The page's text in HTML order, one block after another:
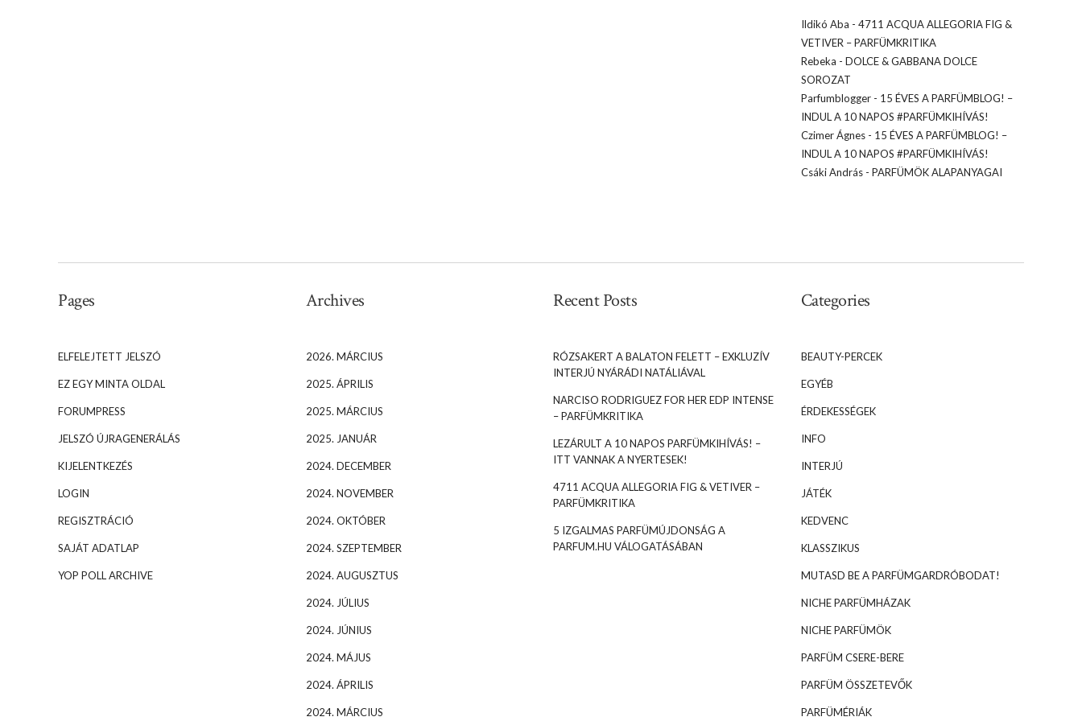
Ildikó Aba - 4711 ACQUA ALLEGORIA FIG &
VETIVER – PARFÜMKRITIKA
Rebeka - DOLCE & GABBANA DOLCE
SOROZAT
Parfumblogger- 15 ÉVES A PARFÜMBLOG! –
INDUL A 10 NAPOS #PARFÜMKIHÍVÁS!
Czimer Ágnes- 15 ÉVES A PARFÜMBLOG! –
INDUL A 10 NAPOS #PARFÜMKIHÍVÁS!
Csáki András- PARFÜMÖK ALAPANYAGAI
Pages
ELFELEJTETT JELSZÓ
EZ EGY MINTA OLDAL
FORUMPRESS
JELSZÓ ÚJRAGENERÁLÁS
KIJELENTKEZÉS
LOGIN
REGISZTRÁCIÓ
SAJÁT ADATLAP
YOP POLL ARCHIVE
Archives
2026. MÁRCIUS
2025. ÁPRILIS
2025. MÁRCIUS
2025. JANUÁR
2024. DECEMBER
2024. NOVEMBER
2024. OKTÓBER
2024. SZEPTEMBER
2024. AUGUSZTUS
2024. JÚLIUS
2024. JÚNIUS
2024. MÁJUS
2024. ÁPRILIS
2024. MÁRCIUS
Recent Posts
RÓZSAKERT A BALATON FELETT – EXKLUZÍV
INTERJÚ NYÁRÁDI NATÁLIÁVAL
NARCISO RODRIGUEZ FOR HER EDP INTENSE
– PARFÜMKRITIKA
LEZÁRULT A 10 NAPOS PARFÜMKIHÍVÁS! –
ITT VANNAK A NYERTESEK!
4711 ACQUA ALLEGORIA FIG & VETIVER –
PARFÜMKRITIKA
5 IZGALMAS PARFÜMÚJDONSÁG A
PARFUM.HU VÁLOGATÁSÁBAN
Categories
BEAUTY-PERCEK
EGYÉB
ÉRDEKESSÉGEK
INFO
INTERJÚ
JÁTÉK
KEDVENC
KLASSZIKUS
MUTASD BE A PARFÜMGARDRÓBODAT!
NICHE PARFÜMHÁZAK
NICHE PARFÜMÖK
PARFÜM CSERE-BERE
PARFÜM ÖSSZETEVŐK
PARFÜMÉRIÁK